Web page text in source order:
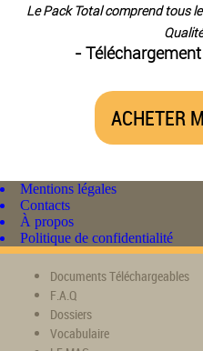
Le Pack Total comprend tous
-
ACHETER
Mentions légales
Contacts
À propos
Politique de confidentialité
Documents Téléchargeables
F.A.Q
Dossiers
Vocabulaire